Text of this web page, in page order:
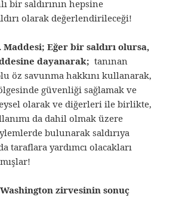
bir saldırının hepsine
olarak değerlendirileceği!
Maddesi; Eğer bir saldırı olursa,
dayanarak; tanınan
öz savunma hakkını kullanarak,
güvenliği sağlamak ve
olarak ve diğerleri ile birlikte,
da dahil olmak üzere
bulunarak saldırıya
taraflara yardımcı olacakları
Washington zirvesinin sonuç